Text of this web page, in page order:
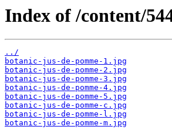
Index of /content/
../
botanic-jus-de-pomme-1.jpg
botanic-jus-de-pomme-2.jpg
botanic-jus-de-pomme-3.jpg
botanic-jus-de-pomme-4.jpg
botanic-jus-de-pomme-5.jpg
botanic-jus-de-pomme-c.jpg
botanic-jus-de-pomme-l.jpg
botanic-jus-de-pomme-m.jpg